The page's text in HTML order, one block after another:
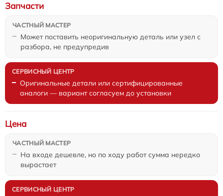
Может поставить неоригинальную деталь или узел с
разбора, не предупредив
Запчасти
Оригинальные детали или сертифицированные
аналоги — вариант согласуем до установки
На входе дешевле, но по ходу работ сумма нередко
вырастает
Цена